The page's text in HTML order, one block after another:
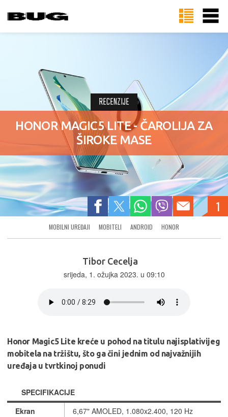
RECENZIJE
HONOR MAGIC5 LITE - ČAROLIJA ZA
ŠIROKE MASE
1
MOBILNI UREĐAJI MOBITELI ANDROID HONOR
Tibor Cecelja
srijeda, 1. ožujka 2023. u 09:10
Honor Magic5 Lite kreće u pohod na titulu najisplativijeg
mobitela na tržištu, što ga čini jednim od najvažnijih
uređaja u tvrtkinoj ponudi
SPECIFIKACIJE
Ekran
6,67" AMOLED, 1.080x2.400, 120 Hz